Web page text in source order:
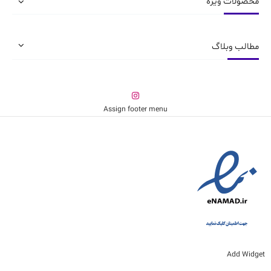
صفحه
محصول
شوند
مطالب وبلاگ
Assign footer menu
Add Widget